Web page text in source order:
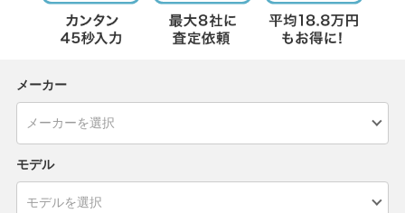
メーカー
モデル